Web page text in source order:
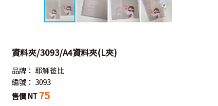
資料夾/3093/A4資料夾(L夾)
品牌： 耶穌爸比
編號： 3093
售價 NT 75